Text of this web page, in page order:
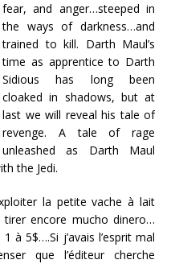
fear, and anger…steeped in
the ways of darkness…and
trained to kill. Darth Maul’s
time as apprentice to Darth
Sidious has long been
cloaked in shadows, but at
last we will reveal his tale of
revenge. A tale of rage
unleashed as Darth Maul
the Jedi.
la petite vache à lait
encore mucho dinero…
à 5$….Si j’avais l’esprit mal
que l’éditeur cherche